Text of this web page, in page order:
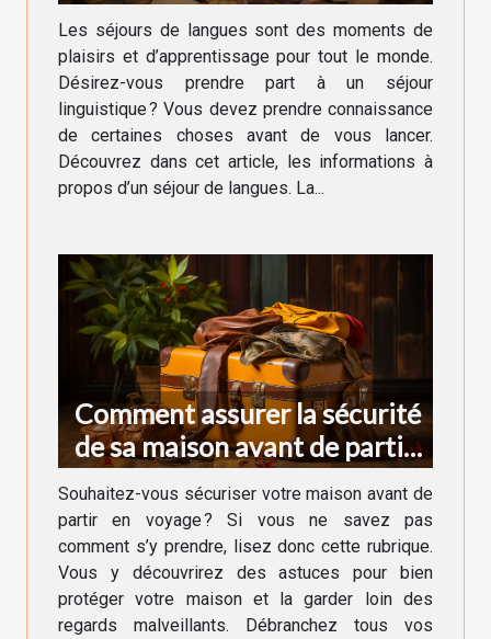
Les séjours de langues sont des moments de
plaisirs et d’apprentissage pour tout le monde.
Désirez-vous prendre part à un séjour
linguistique ? Vous devez prendre connaissance
de certaines choses avant de vous lancer.
Découvrez dans cet article, les informations à
propos d’un séjour de langues. La...
Comment assurer la sécurité
de sa maison avant de partir
en voyage ?
Souhaitez-vous sécuriser votre maison avant de
partir en voyage ? Si vous ne savez pas
comment s’y prendre, lisez donc cette rubrique.
Vous y découvrirez des astuces pour bien
protéger votre maison et la garder loin des
regards malveillants. Débranchez tous vos